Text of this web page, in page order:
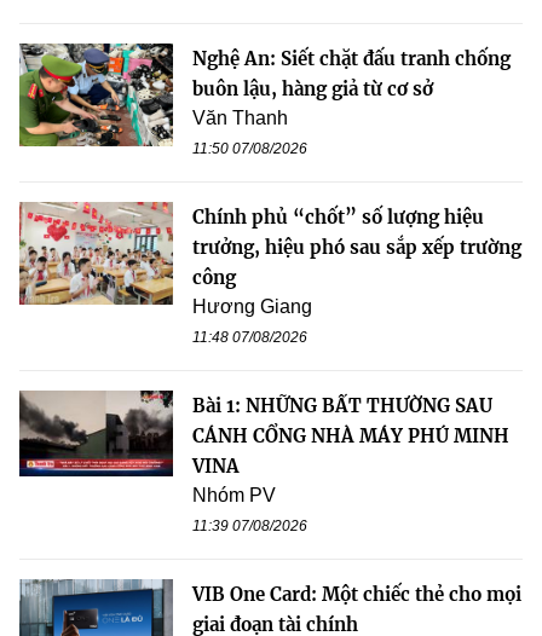
Nghệ An: Siết chặt đấu tranh chống
buôn lậu, hàng giả từ cơ sở
Văn Thanh
11:50 07/08/2026
Chính phủ “chốt” số lượng hiệu
trưởng, hiệu phó sau sắp xếp trường
công
Hương Giang
11:48 07/08/2026
Bài 1: NHỮNG BẤT THƯỜNG SAU
CÁNH CỔNG NHÀ MÁY PHÚ MINH
VINA
Nhóm PV
11:39 07/08/2026
VIB One Card: Một chiếc thẻ cho mọi
giai đoạn tài chính